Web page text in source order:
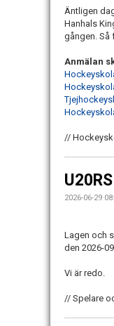
Äntligen
Hanhals
gången. Så
Anmälan
//
2026-06-29
Lagen och
den 2026-
Vi är redo.
// Spelare